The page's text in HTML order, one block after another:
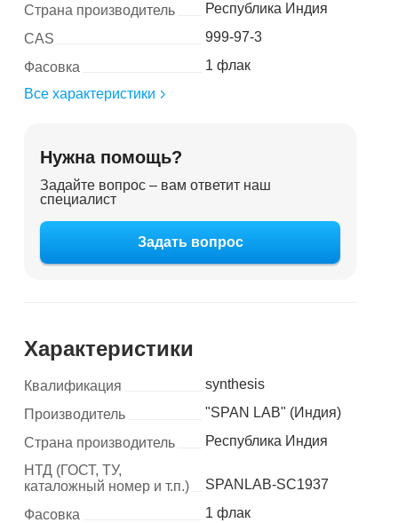
Страна производитель
Республика Индия
CAS
999-97-3
Фасовка
1 флак
Все характеристики
Нужна помощь?
Задайте вопрос – вам ответит наш
специалист
Задать вопрос
Характеристики
Квалификация
synthesis
Производитель
"SPAN LAB" (Индия)
Страна производитель
Республика Индия
НТД (ГОСТ, ТУ,
каталожный номер и т.п.)
SPANLAB-SC1937
Фасовка
1 флак